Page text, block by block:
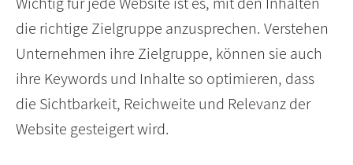
die richtige Zielgruppe anzusprechen. Verstehen
Unternehmen ihre Zielgruppe, können sie auch
ihre Keywords und Inhalte so optimieren, dass
die Sichtbarkeit, Reichweite und Relevanz der
Website gesteigert wird.